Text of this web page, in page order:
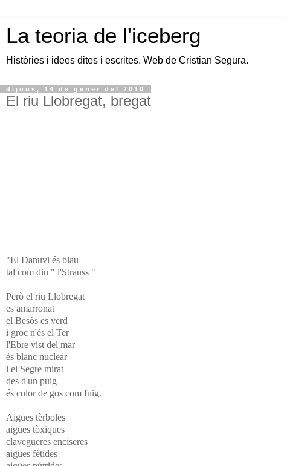
La teoria de l'iceberg
Històries i idees dites i escrites. Web de Cristian Segura.
dijous, 14 de gener del 2010
El riu Llobregat, bregat
"El Danuvi és blau
tal com diu " l'Strauss "
Però el riu Llobregat
es amarronat
el Besòs es verd
i groc n'és el Ter
l'Ebre vist del mar
és blanc nuclear
i el Segre mirat
des d'un puig
és color de gos com fuig.
Aigües tèrboles
aigües tòxiques
clavegueres enciseres
aigües fètides